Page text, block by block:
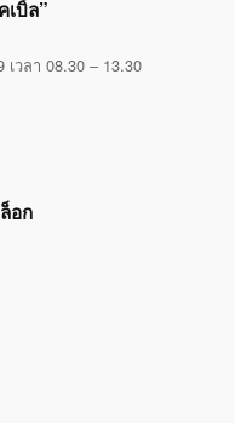
เบิ้ล”
วลา 08.30 – 13.30
อก